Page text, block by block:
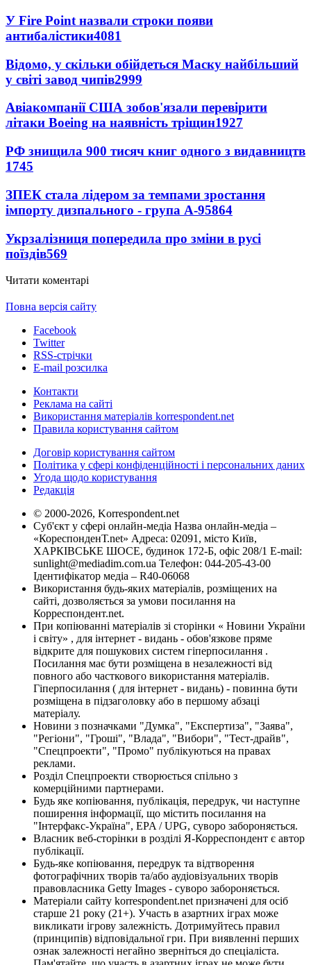
У Fire Point назвали строки появи
антибалістики4081
Відомо, у скільки обійдеться Маску найбільший
у світі завод чипів2999
Авіакомпанії США зобов'язали перевірити
літаки Boeing на наявність тріщин1927
РФ знищила 900 тисяч книг одного з видавництв
1745
ЗПЕК стала лідером за темпами зростання
імпорту дизпального - група А-95864
Укрзалізниця попередила про зміни в русі
поїздів569
Читати коментарі
Повна версія сайту
Facebook
Twitter
RSS-стрічки
E-mail розсилка
Контакти
Реклама на сайті
Використання матеріалів korrespondent.net
Правила користування сайтом
Договір користування сайтом
Політика у сфері конфіденційності і персональних даних
Угода щодо користування
Редакція
© 2000-2026, Korrespondent.net
Суб'єкт у сфері онлайн-медіа Назва онлайн-медіа –
«КореспонденТ.net» Адреса: 02091, місто Київ,
ХАРКІВСЬКЕ ШОСЕ, будинок 172-Б, офіс 208/1 E-mail:
sunlight@mediadim.com.ua Телефон: 044-205-43-00
Ідентифікатор медіа – R40-06068
Використання будь-яких матеріалів, розміщених на
сайті, дозволяється за умови посилання на
Корреспондент.net.
При копіюванні матеріалів зі сторінки « Новини України
і світу» , для інтернет - видань - обов'язкове пряме
відкрите для пошукових систем гіперпосилання .
Посилання має бути розміщена в незалежності від
повного або часткового використання матеріалів.
Гіперпосилання ( для інтернет - видань) - повинна бути
розміщена в підзаголовку або в першому абзаці
матеріалу.
Новини з позначками "Думка", "Експертиза", "Заява",
"Регіони", "Гроші", "Влада", "Вибори", "Тест-драйв",
"Спецпроекти", "Промо" публікуються на правах
реклами.
Розділ Спецпроекти створюється спільно з
комерційними партнерами.
Будь яке копіювання, публікація, передрук, чи наступне
поширення інформації, що містить посилання на
"Інтерфакс-Україна", EPA / UPG, суворо забороняється.
Власник веб-сторінки в розділі Я-Корреспондент є автор
публікації.
Будь-яке копіювання, передрук та відтворення
фотографічних творів та/або аудіовізуальних творів
правовласника Getty Images - суворо забороняється.
Матеріали сайту korrespondent.net призначені для осіб
старше 21 року (21+). Участь в азартних іграх може
викликати ігрову залежність. Дотримуйтесь правил
(принципів) відповідальної гри. При виявленні перших
ознак залежності негайно зверніться до спеціаліста.